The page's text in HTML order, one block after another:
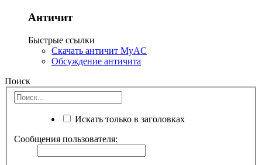
Античит
Быстрые ссылки
Скачать античит MyAC
Обсуждение античита
Поиск
Искать только в заголовках
Сообщения пользователя: